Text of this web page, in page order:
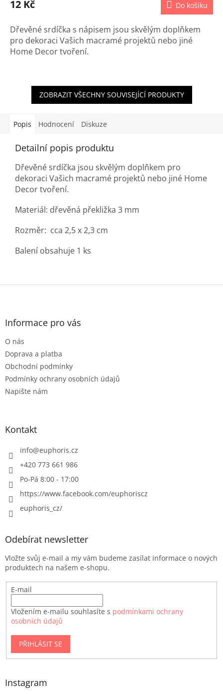
12 Kč Do košíku
Dřevěné srdíčka s nápisem jsou skvělým doplňkem
pro dekoraci Vašich macramé projektů nebo jiné
Home Decor tvoření.
ZOBRAZIT VŠECHNY SOUVISEJÍCÍ PRODUKTY
Popis Hodnocení Diskuze
Detailní popis produktu
Dřevěné srdíčka jsou skvělým doplňkem pro
dekoraci Vašich macramé projektů nebo jiné Home
Decor tvoření.
Materiál: dřevěná překližka 3 mm
Rozměr: cca 2,5 x 2,3 cm
Balení obsahuje 1 ks
Z
Informace pro vás
O nás
Doprava a platba
Obchodní podmínky
Podmínky ochrany osobních údajů
Napište nám
Kontakt
info@euphoris.cz
+420 773 661 986
Po-Pá 8:00 - 17:00
https://www.facebook.com/euphoriscz
euphoris_cz/
Odebírat newsletter
Vložte svůj e-mail a my vám budeme zasílat informace o nových
produktech na našem e-shopu.
E-mail
Vložením e-mailu souhlasíte s podmínkami ochrany
osobních údajů
PŘIHLÁSIT SE
Instagram